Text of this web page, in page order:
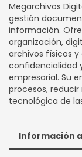
Megarchivos
gestión
información.
organización,
archivos físicos
confidencialidad
empresarial. Su
procesos,
tecnológica de
Información